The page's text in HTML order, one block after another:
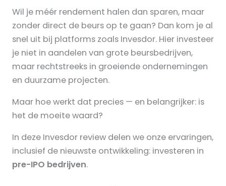
Wil je méér rendement halen dan sparen, maar
zonder direct de beurs op te gaan? Dan kom je al
snel uit bij platforms zoals Invesdor. Hier investeer
je niet in aandelen van grote beursbedrijven,
maar rechtstreeks in groeiende ondernemingen
en duurzame projecten.
Maar hoe werkt dat precies — en belangrijker: is
het de moeite waard?
In deze Invesdor review delen we onze ervaringen,
inclusief de nieuwste ontwikkeling: investeren in
pre-IPO bedrijven.